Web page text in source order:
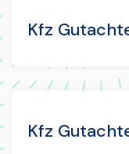
Kfz
Kfz